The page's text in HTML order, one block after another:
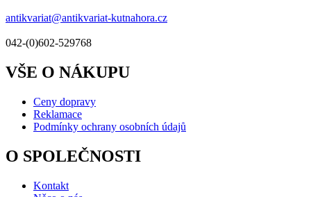
antikvariat@antikvariat-kutnahora.cz
042-(0)602-529768
VŠE O NÁKUPU
Ceny dopravy
Reklamace
Podmínky ochrany osobních údajů
O SPOLEČNOSTI
Kontakt